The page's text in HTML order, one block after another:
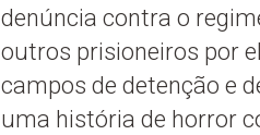
denúncia contra o
outros prisioneiros por
campos de detenção e
uma história de horror